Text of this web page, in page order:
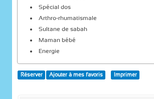
Spécial dos
Arthro-rhumatismale
Sultane de sabah
Maman bébé
Energie
Réserver Ajouter à mes favoris Imprimer